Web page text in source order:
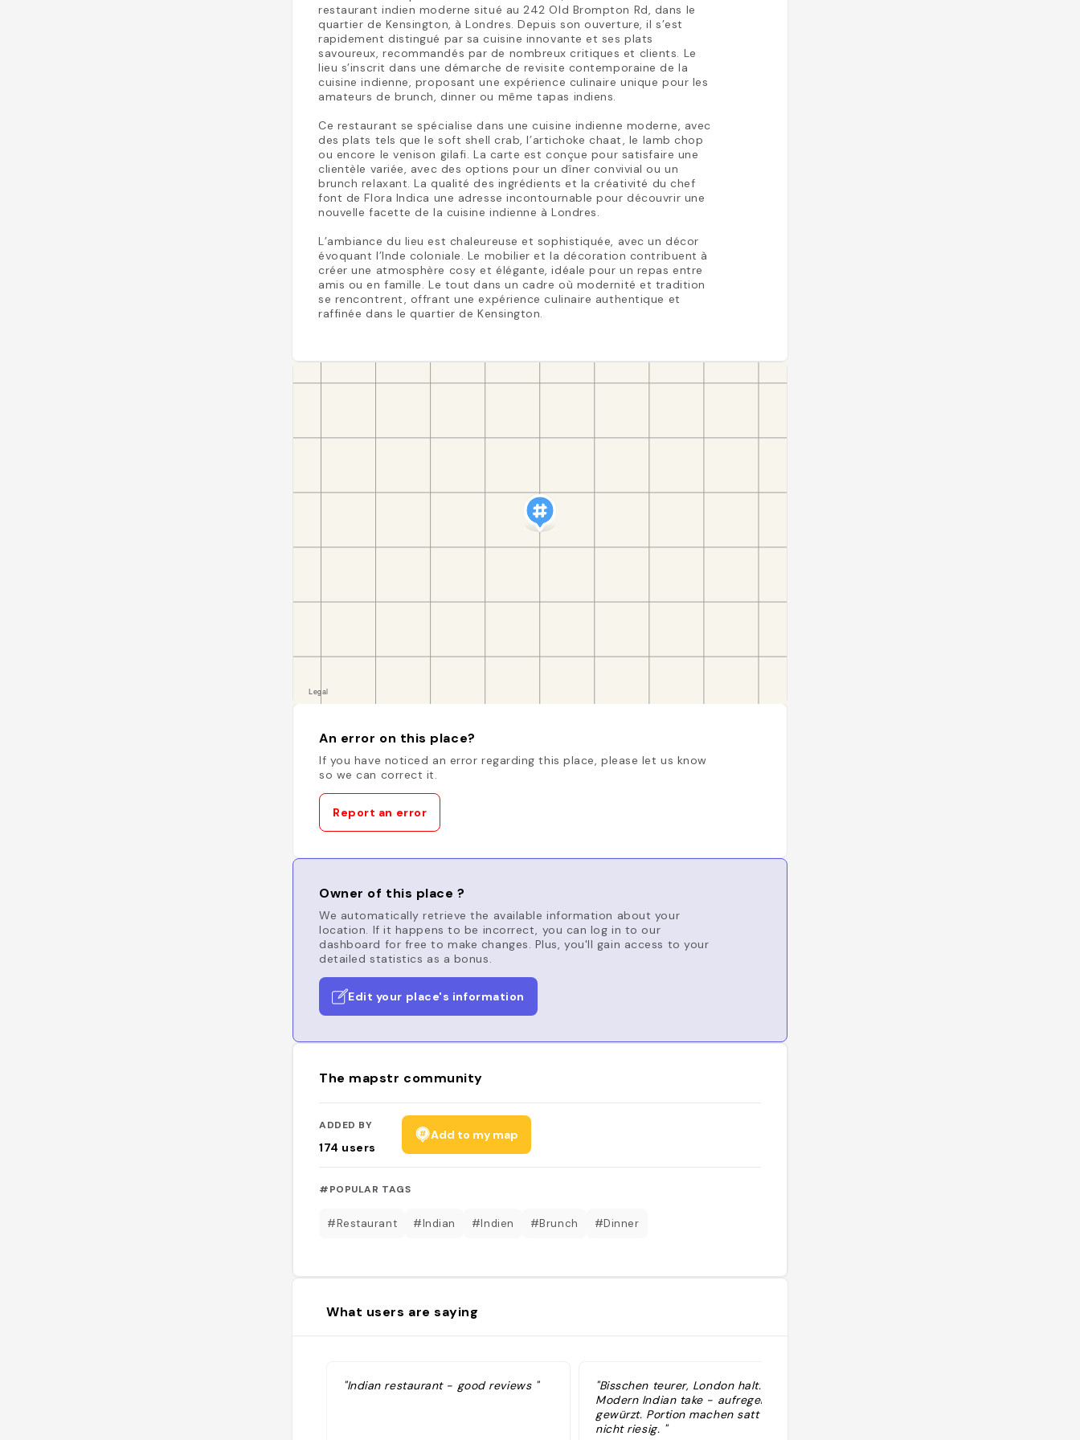
restaurant indien moderne situé au 242 Old Brompton Rd, dans le
quartier de Kensington, à Londres. Depuis son ouverture, il s’est
rapidement distingué par sa cuisine innovante et ses plats
savoureux, recommandés par de nombreux critiques et clients. Le
lieu s’inscrit dans une démarche de revisite contemporaine de la
cuisine indienne, proposant une expérience culinaire unique pour les
amateurs de brunch, dinner ou même tapas indiens.
Ce restaurant se spécialise dans une cuisine indienne moderne, avec
des plats tels que le soft shell crab, l’artichoke chaat, le lamb chop
ou encore le venison gilafi. La carte est conçue pour satisfaire une
clientèle variée, avec des options pour un dîner convivial ou un
brunch relaxant. La qualité des ingrédients et la créativité du chef
font de Flora Indica une adresse incontournable pour découvrir une
nouvelle facette de la cuisine indienne à Londres.
L’ambiance du lieu est chaleureuse et sophistiquée, avec un décor
évoquant l’Inde coloniale. Le mobilier et la décoration contribuent à
créer une atmosphère cosy et élégante, idéale pour un repas entre
amis ou en famille. Le tout dans un cadre où modernité et tradition
se rencontrent, offrant une expérience culinaire authentique et
raffinée dans le quartier de Kensington.
An error on this place?
If you have noticed an error regarding this place, please let us know
so we can correct it.
Report an error
Owner of this place ?
We automatically retrieve the available information about your
location. If it happens to be incorrect, you can log in to our
dashboard for free to make changes. Plus, you'll gain access to your
detailed statistics as a bonus.
Edit your place's information
The mapstr community
ADDED BY
174 users
Add to my map
#POPULAR TAGS
#Restaurant #Indian #Indien #Brunch #Dinner
What users are saying
"Indian restaurant - good reviews "
"Bisschen teurer, London halt.
Modern Indian take - aufregend gut
gewürzt. Portion machen satt aber
nicht riesig. "